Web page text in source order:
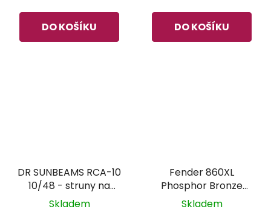
DO KOŠÍKU DO KOŠÍKU
DR SUNBEAMS RCA-10
10/48 - struny na
akustickou kytaru
Skladem
Fender 860XL
Phosphor Bronze
Coated 10-48 –
Skladem